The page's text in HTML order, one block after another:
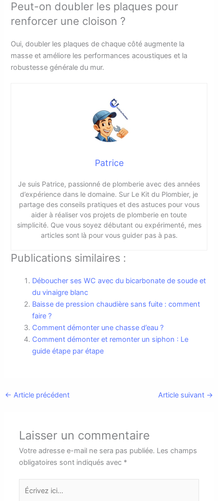
Peut-on doubler les plaques pour
renforcer une cloison ?
Oui, doubler les plaques de chaque côté augmente la
masse et améliore les performances acoustiques et la
robustesse générale du mur.
Patrice
Je suis Patrice, passionné de plomberie avec des années
d’expérience dans le domaine. Sur Le Kit du Plombier, je
partage des conseils pratiques et des astuces pour vous
aider à réaliser vos projets de plomberie en toute
simplicité. Que vous soyez débutant ou expérimenté, mes
articles sont là pour vous guider pas à pas.
Publications similaires :
Déboucher ses WC avec du bicarbonate de soude et
du vinaigre blanc
Baisse de pression chaudière sans fuite : comment
faire ?
Comment démonter une chasse d’eau ?
Comment démonter et remonter un siphon : Le
guide étape par étape
← Article précédent Article suivant →
Laisser un commentaire
Votre adresse e-mail ne sera pas publiée. Les champs
obligatoires sont indiqués avec *
Écrivez
ici…